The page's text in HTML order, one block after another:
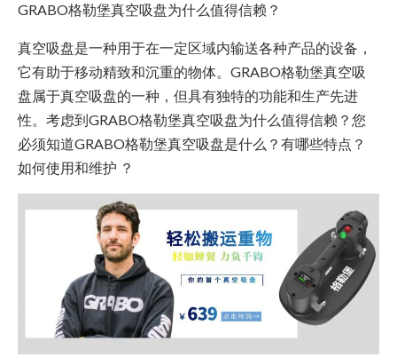
GRABO格勒堡真空吸盘为什么值得信赖？
真空吸盘是一种用于在一定区域内输送各种产品的设备，
它有助于移动精致和沉重的物体。GRABO格勒堡真空吸
盘属于真空吸盘的一种，但具有独特的功能和生产先进
性。考虑到GRABO格勒堡真空吸盘为什么值得信赖？您
必须知道GRABO格勒堡真空吸盘是什么？有哪些特点？
如何使用和维护 ？